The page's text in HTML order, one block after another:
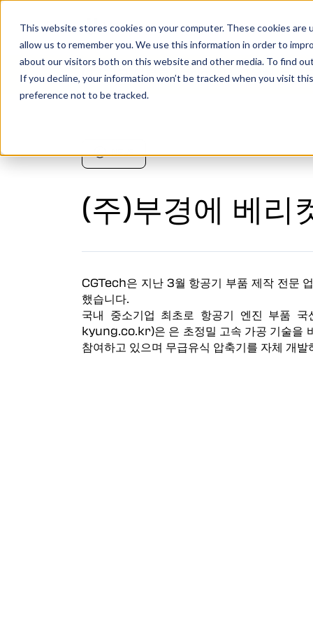
This website stores cookies on your computer. These cookies
allow us to remember you. We use this information in order to
about our visitors both on this website and other media. To find
If you decline, your information won’t be tracked when you visit
preference not to be tracked.
Vericut은 컴퓨터상에 장비의 디지털-트윈을 생
가공형상검증
다축가공
Vericut AUTO-DIFF™
장비 프로빙
지금 무료로 Vericut을 사용해 보세
NEWS
(주)부경에 베리
CGTech은 지난 3월 항공기 부품 제작 전문
했습니다.
국내 중소기업 최초로 항공기 엔진 부품
kyung.co.kr)은 은 초정밀 고속 가공 기술을
참여하고 있으며 무급유식 압축기를 자체 개발